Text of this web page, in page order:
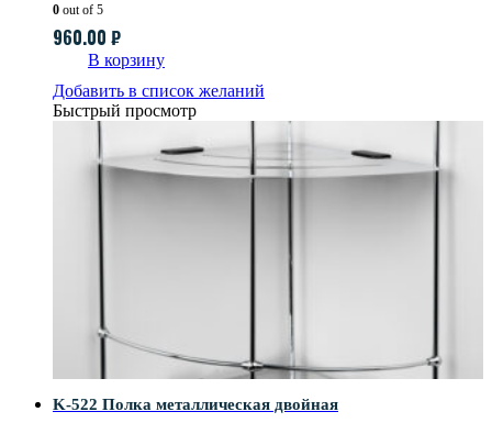
0 out of 5
960.00 ₽
В корзину
Добавить в список желаний
Быстрый просмотр
K-522 Полка металлическая двойная